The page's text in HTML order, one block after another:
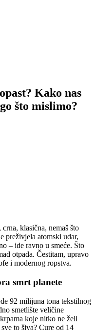
Kako nas
što mislimo?
klasična, nemaš što
preživjela atomski udar,
– ide ravno u smeće. Što
otpada. Čestitam, upravo
i modernog ropstva.
smrt planete
92 milijuna tona tekstilnog
smetlište veličine
koje nitko ne želi
to šiva? Cure od 14